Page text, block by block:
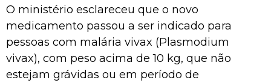
O ministério esclareceu que o novo
medicamento passou a ser indicado para
pessoas com malária vivax (Plasmodium
vivax), com peso acima de 10 kg, que não
estejam grávidas ou em período de